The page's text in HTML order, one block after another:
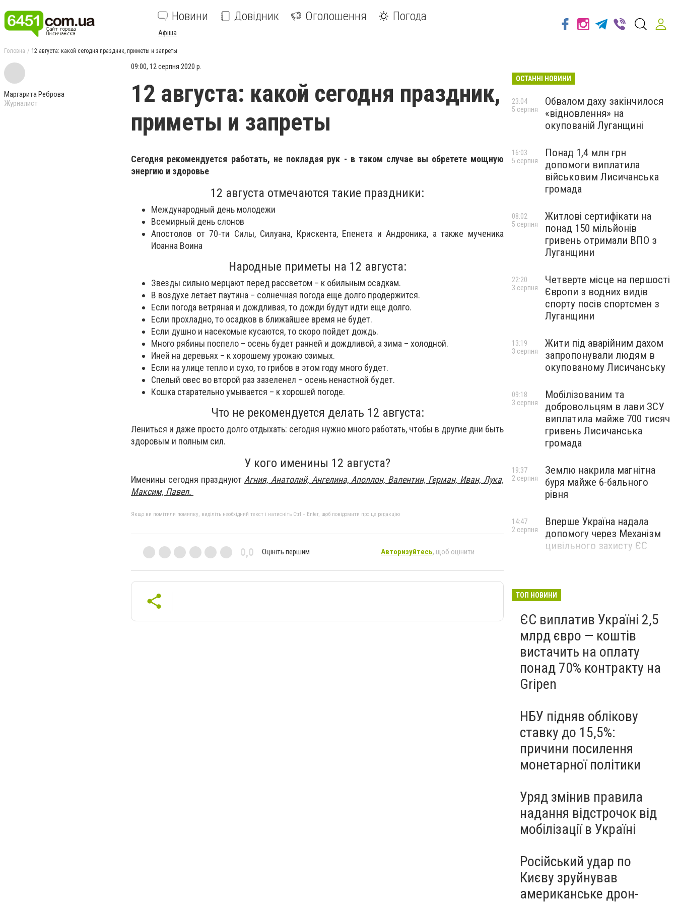
Новини Довідник Оголошення Погода
Афіша
Головна 12 августа: какой сегодня праздник, приметы и запреты
Маргарита Реброва
Журналист
09:00, 12 серпня 2020 р.
12 августа: какой сегодня праздник,
приметы и запреты
Сегодня рекомендуется работать, не покладая рук - в таком случае вы обретете мощную
энергию и здоровье
12 августа отмечаются такие праздники:
Международный день молодежи
Всемирный день слонов
Апостолов от 70-ти Силы, Силуана, Крискента, Епенета и Андроника, а также мученика
Иоанна Воина
Народные приметы на 12 августа:
Звезды сильно мерцают перед рассветом – к обильным осадкам.
В воздухе летает паутина – солнечная погода еще долго продержится.
Если погода ветряная и дождливая, то дожди будут идти еще долго.
Если прохладно, то осадков в ближайшее время не будет.
Если душно и насекомые кусаются, то скоро пойдет дождь.
Много рябины поспело – осень будет ранней и дождливой, а зима – холодной.
Иней на деревьях – к хорошему урожаю озимых.
Если на улице тепло и сухо, то грибов в этом году много будет.
Спелый овес во второй раз зазеленел – осень ненастной будет.
Кошка старательно умывается – к хорошей погоде.
Что не рекомендуется делать 12 августа:
Лениться и даже просто долго отдыхать: сегодня нужно много работать, чтобы в другие дни быть
здоровым и полным сил.
У кого именины 12 августа?
Именины сегодня празднуют Агния, Анатолий, Ангелина, Аполлон, Валентин, Герман, Иван, Лука,
Максим, Павел.
Якщо ви помітили помилку, виділіть необхідний текст і натисніть Ctrl + Enter, щоб повідомити про це редакцію
0,0 Оцініть першим Авторизуйтесь, щоб оцінити
ОСТАННІ НОВИНИ
Обвалом даху закінчилося
«відновлення» на
окупованій Луганщині
23:04
5 серпня
Понад 1,4 млн грн
допомоги виплатила
військовим Лисичанська
громада
16:03
5 серпня
Житлові сертифікати на
понад 150 мільйонів
гривень отримали ВПО з
Луганщини
08:02
5 серпня
Четверте місце на першості
Європи з водних видів
спорту посів спортсмен з
Луганщини
22:20
3 серпня
Жити під аварійним дахом
запропонували людям в
окупованому Лисичанську
13:19
3 серпня
Мобілізованим та
добровольцям в лави ЗСУ
виплатила майже 700 тисяч
гривень Лисичанська
громада
09:18
3 серпня
Землю накрила магнітна
буря майже 6-бального
рівня
19:37
2 серпня
Вперше Україна надала
допомогу через Механізм
цивільного захисту ЄС
14:47
2 серпня
ТОП НОВИНИ
ЄС виплатив Україні 2,5
млрд євро — коштів
вистачить на оплату
понад 70% контракту на
Gripen
НБУ підняв облікову
ставку до 15,5%:
причини посилення
монетарної політики
Уряд змінив правила
надання відстрочок від
мобілізації в Україні
Російський удар по
Києву зруйнував
американське дрон-